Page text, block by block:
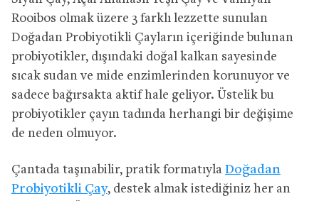
Rooibos olmak üzere 3 farklı lezzette sunulan
Doğadan Probiyotikli Çayların içeriğinde bulunan
probiyotikler, dışındaki doğal kalkan sayesinde
sıcak sudan ve mide enzimlerinden korunuyor ve
sadece bağırsakta aktif hale geliyor. Üstelik bu
probiyotikler çayın tadında herhangi bir değişime
de neden olmuyor.
Çantada taşınabilir, pratik formatıyla Doğadan
Probiyotikli Çay, destek almak istediğiniz her an